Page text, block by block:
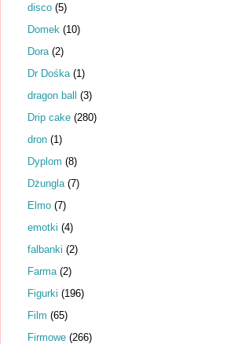
disco (5)
Domek (10)
Dora (2)
Dr Dośka (1)
dragon ball (3)
Drip cake (280)
dron (1)
Dyplom (8)
Dżungla (7)
Elmo (7)
emotki (4)
falbanki (2)
Farma (2)
Figurki (196)
Film (65)
Firmowe (266)